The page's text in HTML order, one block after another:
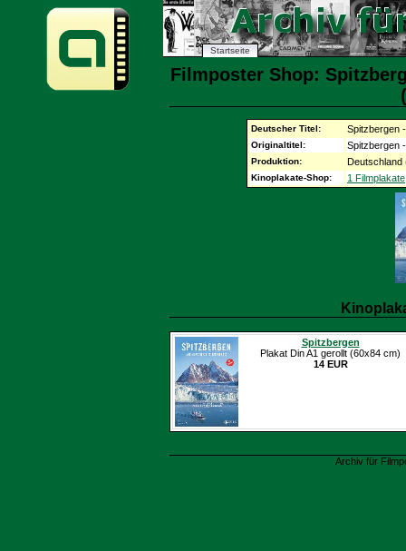
Startseite
Filmposter Shop:
Deutscher Titel: Spitzbergen
Originaltitel: Spitzbergen
Produktion: Deutschland
Kinoplakate-Shop: 1 Filmplakate
Spitzbergen
Plakat Din A1 gerollt (60x84 cm)
14 EUR
Archiv für